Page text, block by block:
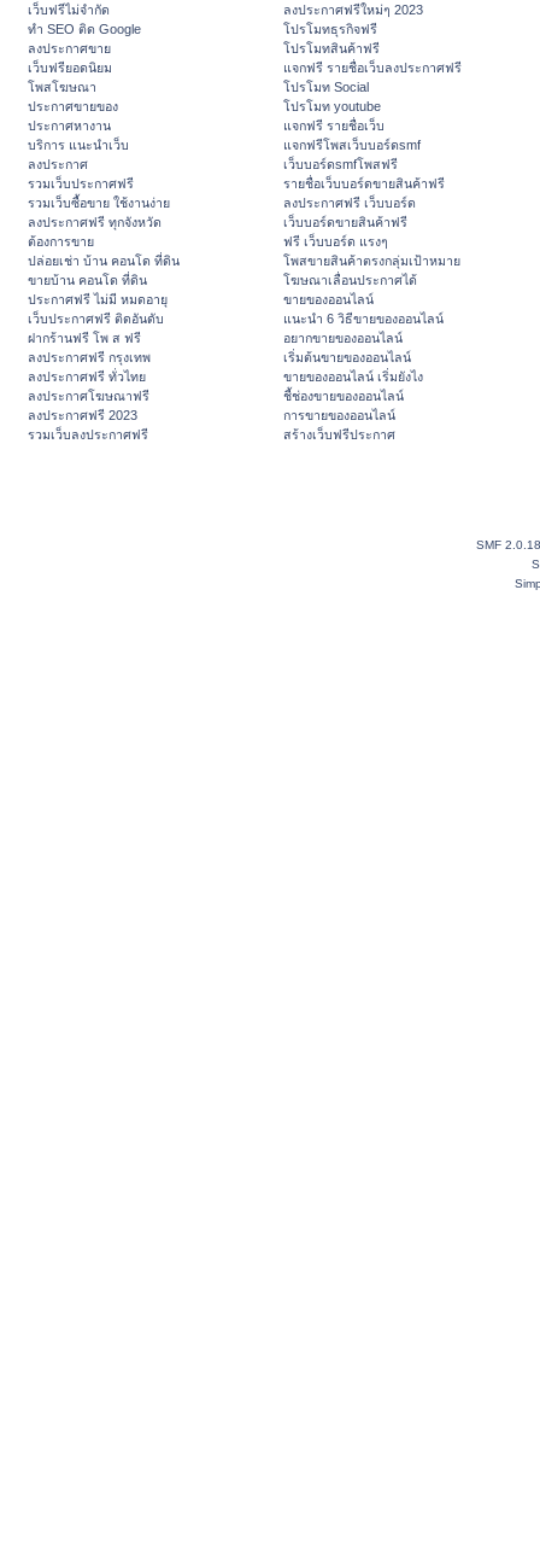
เว็บฟรีไม่จำกัด
ทำ SEO ติด Google
ลงประกาศขาย
เว็บฟรียอดนิยม
โพสโฆษณา
ประกาศขายของ
ประกาศหางาน
บริการ แนะนำเว็บ
ลงประกาศ
รวมเว็บประกาศฟรี
รวมเว็บซื้อขาย ใช้งานง่าย
ลงประกาศฟรี ทุกจังหวัด
ต้องการขาย
ปล่อยเช่า บ้าน คอนโด ที่ดิน
ขายบ้าน คอนโด ที่ดิน
ประกาศฟรี ไม่มี หมดอายุ
เว็บประกาศฟรี ติดอันดับ
ฝากร้านฟรี โพ ส ฟรี
ลงประกาศฟรี กรุงเทพ
ลงประกาศฟรี ทั่วไทย
ลงประกาศโฆษณาฟรี
ลงประกาศฟรี 2023
รวมเว็บลงประกาศฟรี
ลงประกาศฟรีใหม่ๆ 2023
โปรโมทธุรกิจฟรี
โปรโมทสินค้าฟรี
แจกฟรี รายชื่อเว็บลงประกาศฟรี
โปรโมท Social
โปรโมท youtube
แจกฟรี รายชื่อเว็บ
แจกฟรีโพสเว็บบอร์ดsmf
เว็บบอร์ดsmfโพสฟรี
รายชื่อเว็บบอร์ดขายสินค้าฟรี
ลงประกาศฟรี เว็บบอร์ด
เว็บบอร์ดขายสินค้าฟรี
ฟรี เว็บบอร์ด แรงๆ
โพสขายสินค้าตรงกลุ่มเป้าหมาย
โฆษณาเลื่อนประกาศได้
ขายของออนไลน์
แนะนำ 6 วิธีขายของออนไลน์
อยากขายของออนไลน์
เริ่มต้นขายของออนไลน์
ขายของออนไลน์ เริ่มยังไง
ชี้ช่องขายของออนไลน์
การขายของออนไลน์
สร้างเว็บฟรีประกาศ
SMF 2.0.18